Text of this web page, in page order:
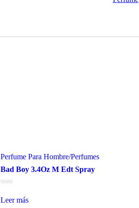
Perfume Para Hombre/Perfumes
Bad Boy 3.4Oz M Edt Spray
en
0
Leer más